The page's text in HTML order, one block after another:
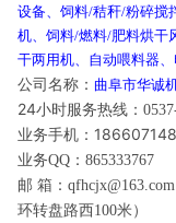
设备、饲料/秸秆/粉碎搅
机、饲料/燃料/肥料烘干
干两用机、自动喂料器
公司名称： 曲阜市华诚
24小时服务热线：
业务手机：
业务QQ ： 865333767
邮 箱： qfhcjx@163.com
环转盘路西100米）